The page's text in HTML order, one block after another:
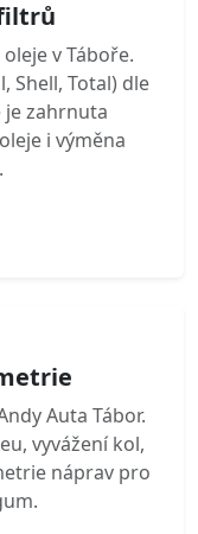
v Táboře.
Shell, Total) dle
je zahrnuta
i výměna
Auta Tábor.
vyvážení kol,
náprav pro